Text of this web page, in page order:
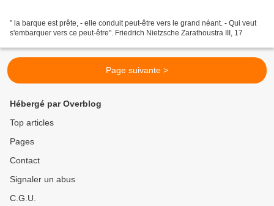
" la barque est prête, - elle conduit peut-être vers le grand néant. - Qui veut
s'embarquer vers ce peut-être". Friedrich Nietzsche Zarathoustra III, 17
Page suivante >
Hébergé par Overblog
Top articles
Pages
Contact
Signaler un abus
C.G.U.